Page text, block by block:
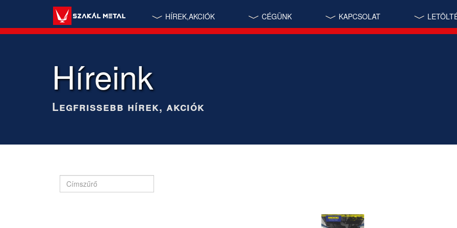
HÍREK,AKCIÓK CÉGÜNK KAPCSOLAT
Híreink
Legfrissebb hírek, akciók
Címszűrő